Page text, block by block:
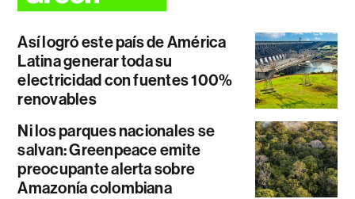
Así logró este país de América
Latina generar toda su
electricidad con fuentes 100%
renovables
Ni los parques nacionales se
salvan: Greenpeace emite
preocupante alerta sobre
Amazonía colombiana